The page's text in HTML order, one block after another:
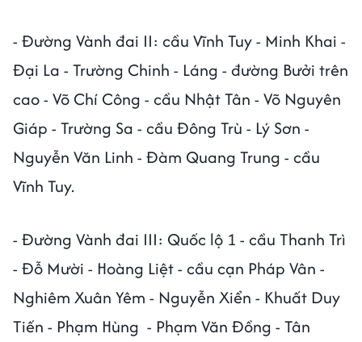
- Đường Vành đai II: cầu Vĩnh Tuy - Minh Khai -
Đại La - Trường Chinh - Láng - đường Bưởi trên
cao - Võ Chí Công - cầu Nhật Tân - Võ Nguyên
Giáp - Trường Sa - cầu Đông Trù - Lý Sơn -
Nguyễn Văn Linh - Đàm Quang Trung - cầu
Vĩnh Tuy.
- Đường Vành đai III: Quốc lộ 1 - cầu Thanh Trì
- Đỗ Mười - Hoàng Liệt - cầu cạn Pháp Vân -
Nghiêm Xuân Yêm - Nguyễn Xiển - Khuất Duy
Tiến - Phạm Hùng - Phạm Văn Đồng - Tân